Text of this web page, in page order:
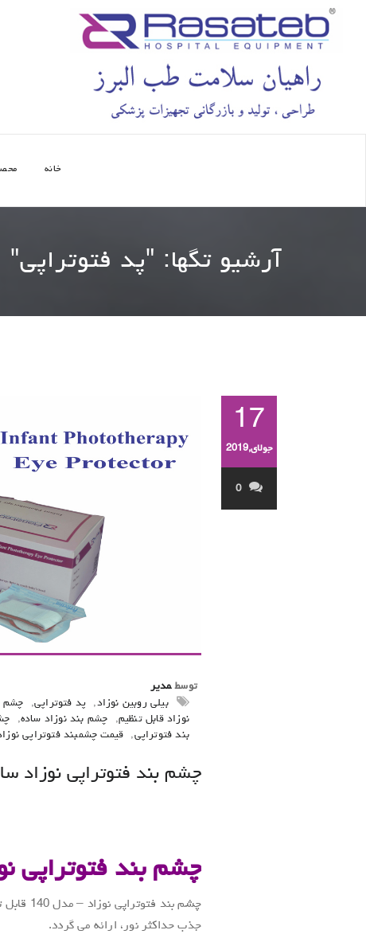
خانه
آرشیو تگها: "پد فتوتراپی"
17
جولای,2019
0
توسط مدیر
بیلی روبین نوزاد, پد فتوتراپی, چشم
نوزاد قابل تنظیم, چشم بند نوزاد ساده,
بند فتوتراپی, قیمت چشمبند فتوتراپی
چشم بند فتوتراپی نوزاد
چشم بند فتوتراپی
چشم
جذب حداکثر نور، ارائه می گردد.